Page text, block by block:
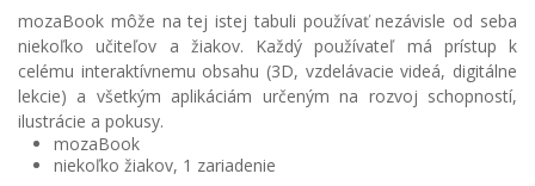
mozaBook môže na tej istej tabuli používať nezávisle od seba
niekoľko učiteľov a žiakov. Každý používateľ má prístup k
celému interaktívnemu obsahu (3D, vzdelávacie videá, digitálne
lekcie) a všetkým aplikáciám určeným na rozvoj schopností,
ilustrácie a pokusy.
mozaBook
niekoľko žiakov, 1 zariadenie